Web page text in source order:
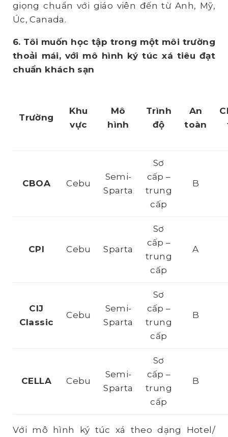
giọng chuẩn với giáo viên đến từ Anh, Mỹ,
Úc, Canada.
6. Tôi muốn học tập trong một môi trường
thoải mái, với mô hình ký túc xá tiêu đạt
chuẩn khách sạn
Trường
Khu
vực
Mô
hình
Trình
độ
An
toàn
CBOA Cebu
Semi-
Sparta
Sơ
cấp –
trung
cấp
B
CPI Cebu Sparta
Sơ
cấp –
trung
cấp
A
CIJ
Classic
Cebu
Semi-
Sparta
Sơ
cấp –
trung
cấp
B
CELLA Cebu
Semi-
Sparta
Sơ
cấp –
trung
cấp
B
Với mô hình ký túc xá theo dạng Hotel/